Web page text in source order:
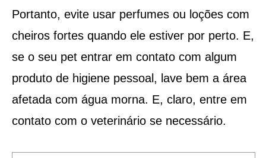
Portanto, evite usar perfumes ou loções com
cheiros fortes quando ele estiver por perto. E,
se o seu pet entrar em contato com algum
produto de higiene pessoal, lave bem a área
afetada com água morna. E, claro, entre em
contato com o veterinário se necessário.